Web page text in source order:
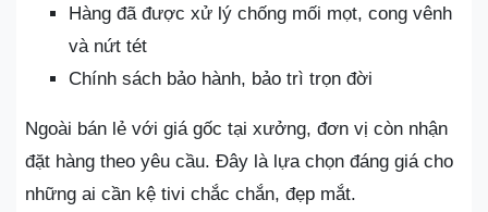
Hàng đã được xử lý chống mối mọt, cong vênh
và nứt tét
Chính sách bảo hành, bảo trì trọn đời
Ngoài bán lẻ với giá gốc tại xưởng, đơn vị còn nhận
đặt hàng theo yêu cầu. Đây là lựa chọn đáng giá cho
những ai cần kệ tivi chắc chắn, đẹp mắt.